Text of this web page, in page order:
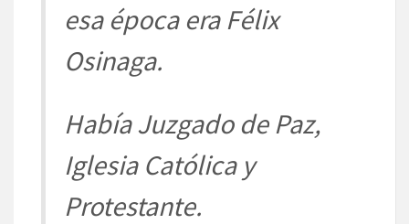
esa época era Félix
Osinaga.
Había Juzgado de Paz,
Iglesia Católica y
Protestante.